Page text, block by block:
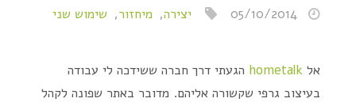
05/10/2014 יצירה, מיחזור, שימוש שני
אל hometalk הגעתי דרך חברה ששידכה לי עבודה
בעיצוב גרפי שקשורה אליהם. מדובר באתר שפונה לקהל